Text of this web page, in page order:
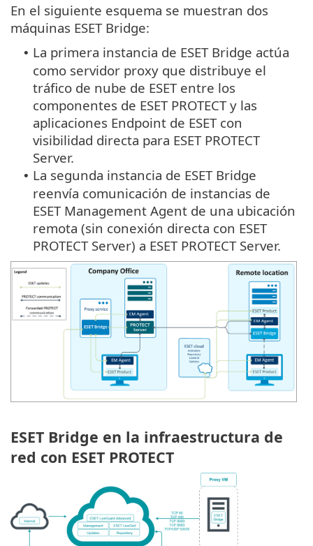
En el siguiente esquema se muestran dos
máquinas ESET Bridge:
• La primera instancia de ESET Bridge actúa
como servidor proxy que distribuye el
tráfico de nube de ESET entre los
componentes de ESET PROTECT y las
aplicaciones Endpoint de ESET con
visibilidad directa para ESET PROTECT
Server.
• La segunda instancia de ESET Bridge
reenvía comunicación de instancias de
ESET Management Agent de una ubicación
remota (sin conexión directa con ESET
PROTECT Server) a ESET PROTECT Server.
ESET Bridge en la infraestructura de
red con ESET PROTECT